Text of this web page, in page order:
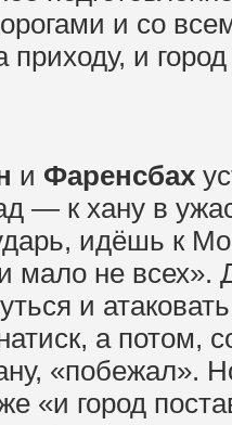
и со
приходу, и
и Фаренсбах
— к хану в
идёшь к
мало не всех».
и
а потом,
«побежал».
«и город